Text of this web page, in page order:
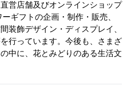
営店舗及びオンラインショップ
ギフトの企画・制作・販売、
装飾デザイン・ディスプレイ、
行っています。今後も、さまざ
中に、花とみどりのある生活文